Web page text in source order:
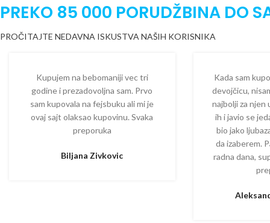
PREKO 85 000 PORUDŽBINA DO
PROČITAJTE NEDAVNA ISKUSTVA NAŠIH KORISNIKA
Kupujem na bebomaniji vec tri
godine i prezadovoljna sam. Prvo
sam kupovala na fejsbuku ali mi je
ovaj sajt olaksao kupovinu. Svaka
preporuka
Biljana Zivkovic
Kada sam
devojčicu,
najbolji za njen
ih i javio se
bio jako
da izaberem.
radna dana,